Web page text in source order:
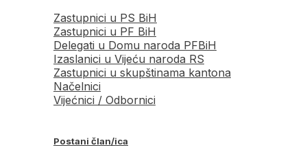
Zastupnici u PS BiH
Zastupnici u PF BiH
Delegati u Domu naroda PFBiH
Izaslanici u Vijeću naroda RS
Zastupnici u skupštinama kantona
Načelnici
Vijećnici / Odbornici
Postani član/ica